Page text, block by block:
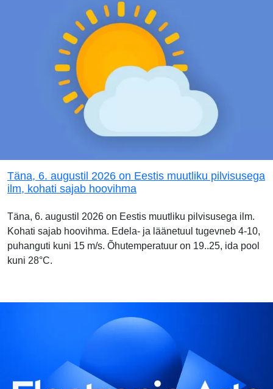
Täna, 6. augustil 2026 on Eestis muutliku pilvisusega
ilm, kohati sajab hoovihma
Täna, 6. augustil 2026 on Eestis muutliku pilvisusega ilm.
Kohati sajab hoovihma. Edela- ja läänetuul tugevneb 4-10,
puhanguti kuni 15 m/s. Õhutemperatuur on 19..25, ida pool
kuni 28°C.